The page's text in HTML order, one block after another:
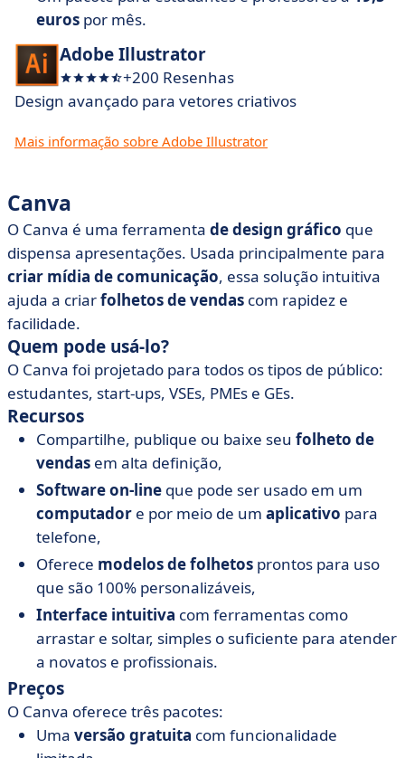
euros por mês.
Adobe Illustrator
+200 Resenhas
Design avançado para vetores criativos
Mais informação sobre Adobe Illustrator
Canva
O Canva é uma ferramenta de design gráfico que
dispensa apresentações. Usada principalmente para
criar mídia de comunicação, essa solução intuitiva
ajuda a criarfolhetos de vendas com rapidez e
facilidade.
Quem pode usá-lo?
O Canva foi projetado para todos os tipos de público:
estudantes, start-ups, VSEs, PMEs e GEs.
Recursos
Compartilhe, publique ou baixe seu folheto de
vendas em alta definição,
Software on-line que pode ser usado em um
computador e por meio de um aplicativo para
telefone,
Oferece modelos de folhetos prontos para uso
que são 100% personalizáveis,
Interface intuitiva com ferramentas como
arrastar e soltar, simples o suficiente para atender
a novatos e profissionais.
Preços
O Canva oferece três pacotes:
Uma versão gratuita com funcionalidade